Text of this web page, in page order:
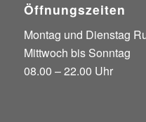
Öffnungszeiten
Montag und Dienstag
Mittwoch bis Sonntag
08.00 – 22.00 Uhr